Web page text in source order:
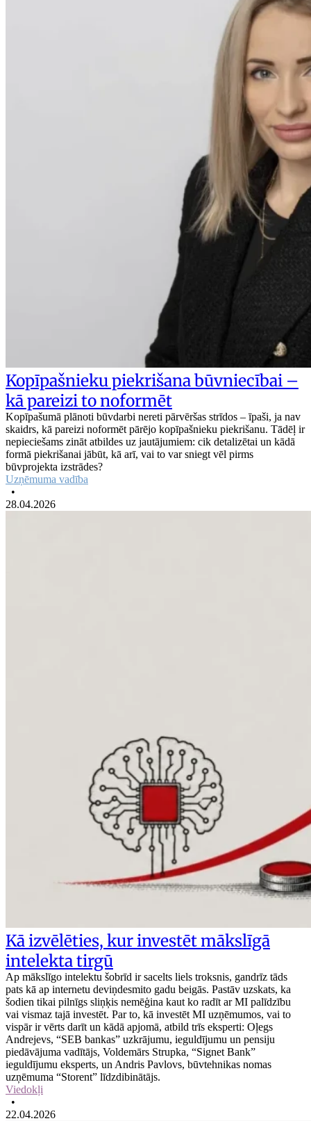
Kopīpašnieku piekrišana būvniecībai –
kā pareizi to noformēt
Kopīpašumā plānoti būvdarbi nereti pārvēršas strīdos – īpaši, ja nav
skaidrs, kā pareizi noformēt pārējo kopīpašnieku piekrišanu. Tādēļ ir
nepieciešams zināt atbildes uz jautājumiem: cik detalizētai un kādā
formā piekrišanai jābūt, kā arī, vai to var sniegt vēl pirms
būvprojekta izstrādes?
Uzņēmuma vadība
•
28.04.2026
Kā izvēlēties, kur investēt mākslīgā
intelekta tirgū
Ap mākslīgo intelektu šobrīd ir sacelts liels troksnis, gandrīz tāds
pats kā ap internetu deviņdesmito gadu beigās. Pastāv uzskats, ka
šodien tikai pilnīgs sliņķis nemēģina kaut ko radīt ar MI palīdzību
vai vismaz tajā investēt. Par to, kā investēt MI uzņēmumos, vai to
vispār ir vērts darīt un kādā apjomā, atbild trīs eksperti: Oļegs
Andrejevs, “SEB bankas” uzkrājumu, ieguldījumu un pensiju
piedāvājuma vadītājs, Voldemārs Strupka, “Signet Bank”
ieguldījumu eksperts, un Andris Pavlovs, būvtehnikas nomas
uzņēmuma “Storent” līdzdibinātājs.
Viedokļi
•
22.04.2026